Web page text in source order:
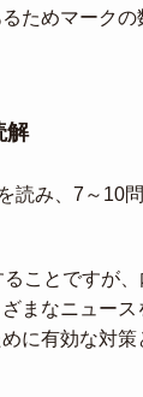
ためマークの
解
読み、7～10
ことですが
まなニュー
に有効な対策